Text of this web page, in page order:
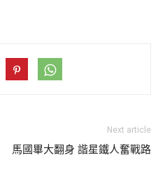
Next article
馬國畢大翻身 諧星鐵人奮戰路